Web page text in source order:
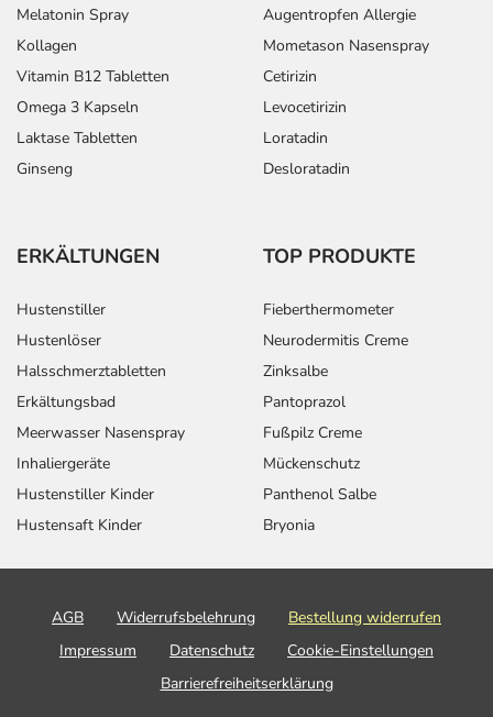
Melatonin Spray
Kollagen
Vitamin B12 Tabletten
Omega 3 Kapseln
Laktase Tabletten
Ginseng
Augentropfen Allergie
Mometason Nasenspray
Cetirizin
Levocetirizin
Loratadin
Desloratadin
ERKÄLTUNGEN
Hustenstiller
Hustenlöser
Halsschmerztabletten
Erkältungsbad
Meerwasser Nasenspray
Inhaliergeräte
Hustenstiller Kinder
Hustensaft Kinder
TOP PRODUKTE
Fieberthermometer
Neurodermitis Creme
Zinksalbe
Pantoprazol
Fußpilz Creme
Mückenschutz
Panthenol Salbe
Bryonia
AGB Widerrufsbelehrung
Bestellung widerrufen
Impressum
Datenschutz
Cookie-Einstellungen
Barrierefreiheitserklärung